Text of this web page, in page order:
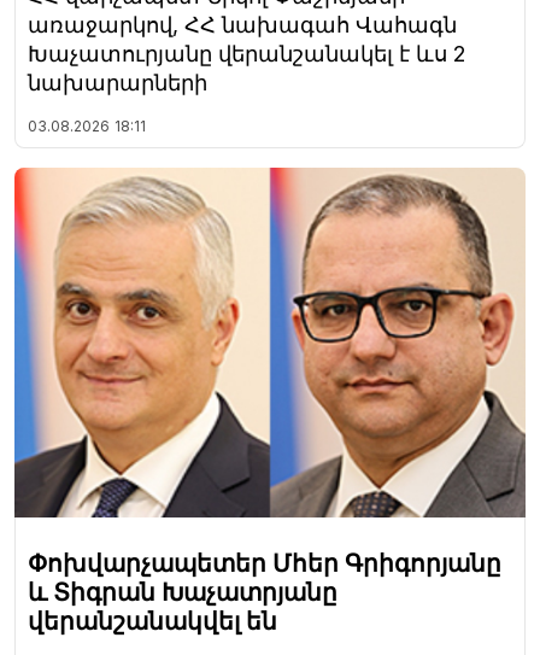
առաջարկով, ՀՀ նախագահ Վահագն
Խաչատուրյանը վերանշանակել է ևս 2
նախարարների
03.08.2026 18:11
Փոխվարչապետեր Մհեր Գրիգորյանը
և Տիգրան Խաչատրյանը
վերանշանակվել են